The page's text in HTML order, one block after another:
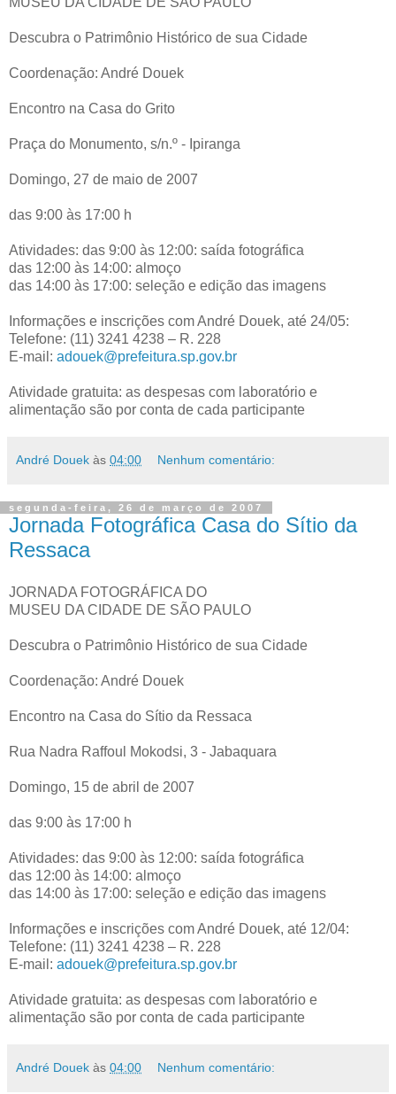
Descubra o Patrimônio Histórico de sua Cidade
Coordenação: André Douek
Encontro na Casa do Grito
Praça do Monumento, s/n.º - Ipiranga
Domingo, 27 de maio de 2007
das 9:00 às 17:00 h
Atividades: das 9:00 às 12:00: saída fotográfica
das 12:00 às 14:00: almoço
das 14:00 às 17:00: seleção e edição das imagens
Informações e inscrições com André Douek, até 24/05:
Telefone: (11) 3241 4238 – R. 228
E-mail: adouek@prefeitura.sp.gov.br
Atividade gratuita: as despesas com laboratório e
alimentação são por conta de cada participante
André Douek às 04:00 Nenhum comentário:
segunda-feira, 26 de março de 2007
Jornada Fotográfica Casa do Sítio da
Ressaca
JORNADA FOTOGRÁFICA DO
MUSEU DA CIDADE DE SÃO PAULO
Descubra o Patrimônio Histórico de sua Cidade
Coordenação: André Douek
Encontro na Casa do Sítio da Ressaca
Rua Nadra Raffoul Mokodsi, 3 - Jabaquara
Domingo, 15 de abril de 2007
das 9:00 às 17:00 h
Atividades: das 9:00 às 12:00: saída fotográfica
das 12:00 às 14:00: almoço
das 14:00 às 17:00: seleção e edição das imagens
Informações e inscrições com André Douek, até 12/04:
Telefone: (11) 3241 4238 – R. 228
E-mail: adouek@prefeitura.sp.gov.br
Atividade gratuita: as despesas com laboratório e
alimentação são por conta de cada participante
André Douek às 04:00 Nenhum comentário: